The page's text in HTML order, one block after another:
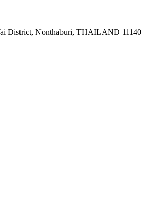
District, Nonthaburi, THAILAND 11140